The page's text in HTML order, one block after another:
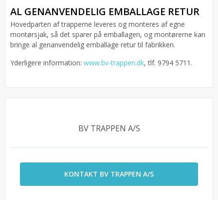
AL GENANVENDELIG EMBALLAGE RETUR
Hovedparten af trapperne leveres og monteres af egne
montørsjak, så det sparer på emballagen, og montørerne kan
bringe al genanvendelig emballage retur til fabrikken.
Yderligere information: www.bv-trappen.dk, tlf. 9794 5711.
BV TRAPPEN A/S
KONTAKT BV TRAPPEN A/S